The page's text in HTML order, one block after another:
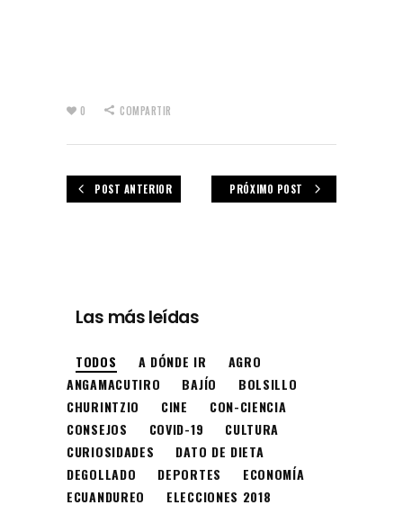
0 COMPARTIR
POST ANTERIOR PRÓXIMO POST
Las más leídas
TODOS A DÓNDE IR
AGRO
ANGAMACUTIRO
BAJÍO
BOLSILLO
CHURINTZIO
CINE
CON-CIENCIA
CONSEJOS
COVID-19
CULTURA
CURIOSIDADES
DATO DE DIETA
DEGOLLADO
DEPORTES
ECONOMÍA
ECUANDUREO
ELECCIONES 2018